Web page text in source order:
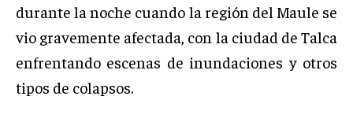
durante la noche cuando la región del Maule se
vio gravemente afectada, con la ciudad de Talca
enfrentando escenas de inundaciones y otros
tipos de colapsos.